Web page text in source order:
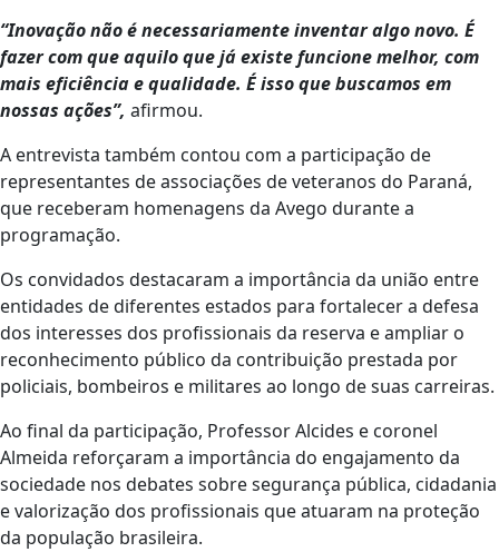
“Inovação não é necessariamente inventar algo novo. É
fazer com que aquilo que já existe funcione melhor, com
mais eficiência e qualidade. É isso que buscamos em
nossas ações”, afirmou.
A entrevista também contou com a participação de
representantes de associações de veteranos do Paraná,
que receberam homenagens da Avego durante a
programação.
Os convidados destacaram a importância da união entre
entidades de diferentes estados para fortalecer a defesa
dos interesses dos profissionais da reserva e ampliar o
reconhecimento público da contribuição prestada por
policiais, bombeiros e militares ao longo de suas carreiras.
Ao final da participação, Professor Alcides e coronel
Almeida reforçaram a importância do engajamento da
sociedade nos debates sobre segurança pública, cidadania
e valorização dos profissionais que atuaram na proteção
da população brasileira.